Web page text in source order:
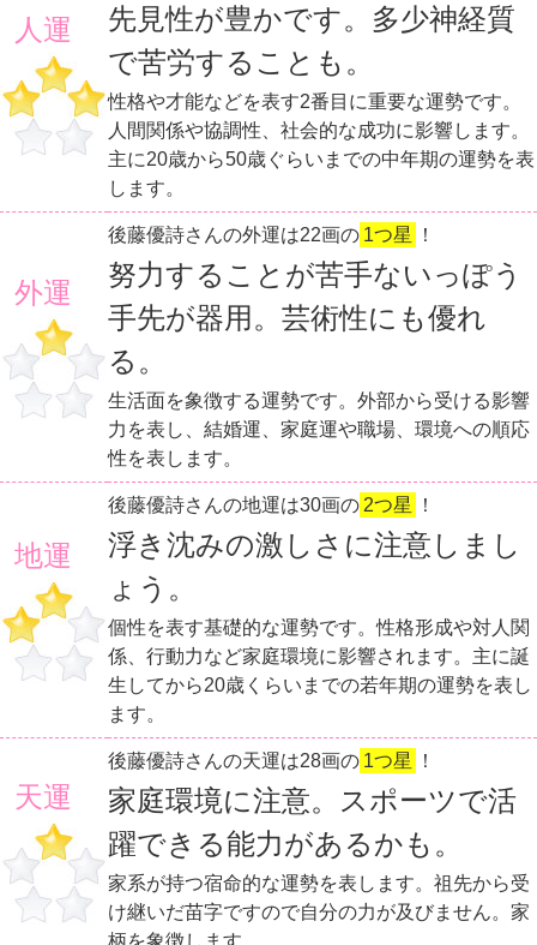
人運
先見性が豊かです。多少神経質
で苦労することも。
性格や才能などを表す2番目に重要な運勢です。
人間関係や協調性、社会的な成功に影響します。
主に20歳から50歳ぐらいまでの中年期の運勢を表
します。
外運
後藤優詩さんの外運は22画の 1つ星 ！
努力することが苦手ないっぽう
手先が器用。芸術性にも優れ
る。
生活面を象徴する運勢です。外部から受ける影響
力を表し、結婚運、家庭運や職場、環境への順応
性を表します。
地運
後藤優詩さんの地運は30画の 2つ星 ！
浮き沈みの激しさに注意しまし
ょう。
個性を表す基礎的な運勢です。性格形成や対人関
係、行動力など家庭環境に影響されます。主に誕
生してから20歳くらいまでの若年期の運勢を表し
ます。
天運
後藤優詩さんの天運は28画の 1つ星 ！
家庭環境に注意。スポーツで活
躍できる能力があるかも。
家系が持つ宿命的な運勢を表します。祖先から受
け継いだ苗字ですので自分の力が及びません。家
柄を象徴します。